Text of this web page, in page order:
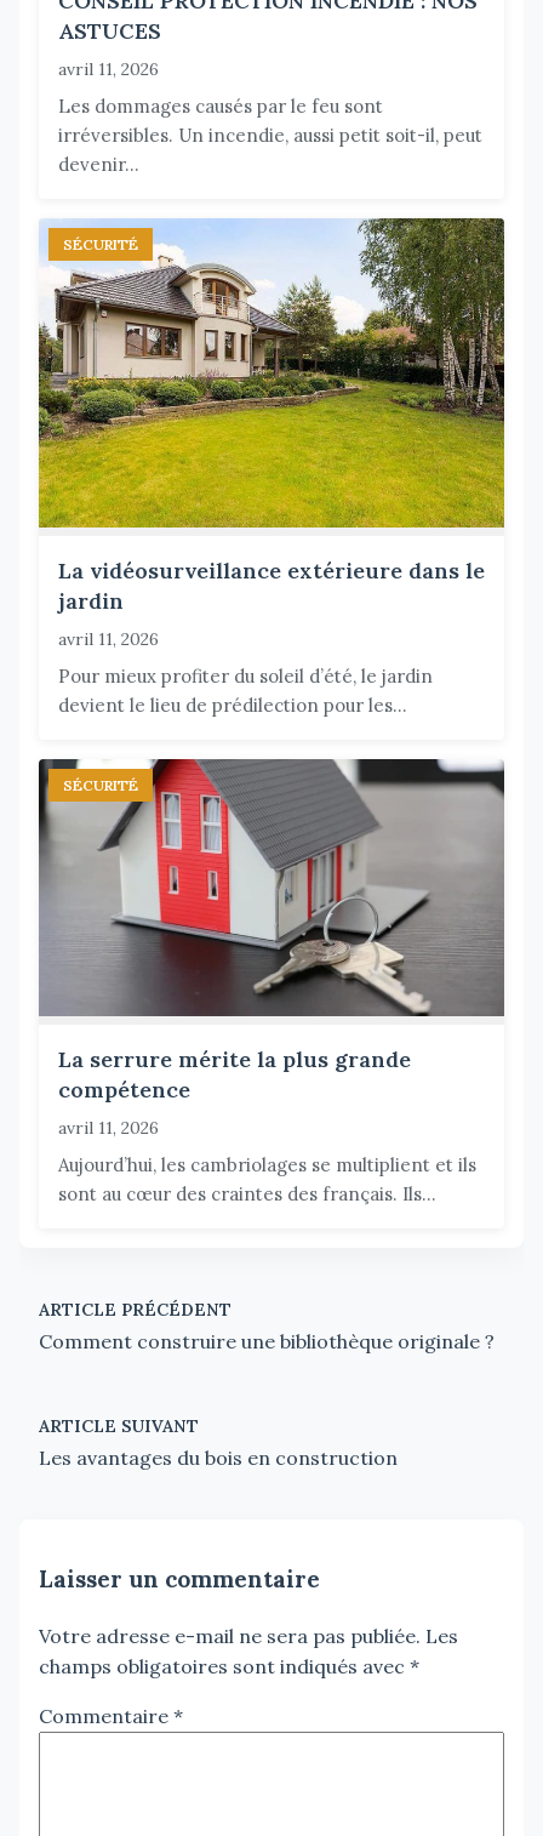
ASTUCES
avril 11, 2026
Les dommages causés par le feu sont
irréversibles. Un incendie, aussi petit soit-il, peut
devenir...
SÉCURITÉ
La vidéosurveillance extérieure dans le
jardin
avril 11, 2026
Pour mieux profiter du soleil d’été, le jardin
devient le lieu de prédilection pour les...
SÉCURITÉ
La serrure mérite la plus grande
compétence
avril 11, 2026
Aujourd’hui, les cambriolages se multiplient et ils
sont au cœur des craintes des français. Ils...
ARTICLE PRÉCÉDENT
Comment construire une bibliothèque originale ?
ARTICLE SUIVANT
Les avantages du bois en construction
Laisser un commentaire
Votre adresse e-mail ne sera pas publiée. Les
champs obligatoires sont indiqués avec *
Commentaire *